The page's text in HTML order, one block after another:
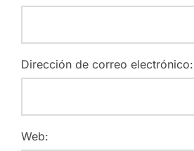
Dirección de correo electrónico:
Web: